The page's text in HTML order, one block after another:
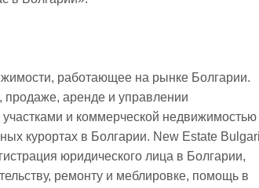
работающее на рынке Болгарии.
продаже, аренде и управлении
и коммерческой недвижимостью
курортах в Болгарии. New Estate
юридического лица в Болгарии,
ремонту и меблировке, помощь в